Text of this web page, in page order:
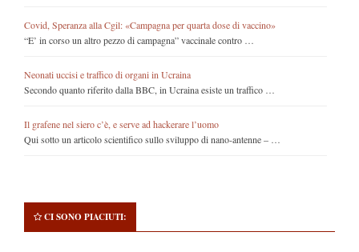
Covid, Speranza alla Cgil: «Campagna per quarta dose di vaccino»
“E’ in corso un altro pezzo di campagna” vaccinale contro …
Neonati uccisi e traffico di organi in Ucraina
Secondo quanto riferito dalla BBC, in Ucraina esiste un traffico …
Il grafene nel siero c’è, e serve ad hackerare l’uomo
Qui sotto un articolo scientifico sullo sviluppo di nano-antenne – …
CI SONO PIACIUTI: